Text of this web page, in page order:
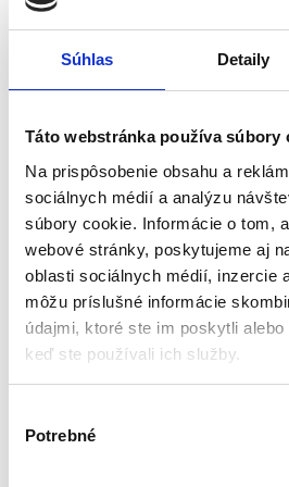
Súhlas Detaily
Táto webstránka používa súbory
Na prispôsobenie obsahu a
sociálnych médií a analýzu
súbory cookie. Informácie o tom,
webové stránky, poskytujeme aj
oblasti sociálnych médií, inzercie
môžu príslušné informácie
údajmi, ktoré ste im poskytli
keď ste používali ich služby.
Potrebné
Karimatky a nafukovacie
INTEX – 203 x 152cm |
64765
Súčasťou balenia: opravná
Quick, 2 nafukovacie vankúšiky
Je pokrytá príjemným velúrom
Vybavené bostonským ventilom
Rozmery: 203 cm x 152 cm x 25
cm
Ideálny pre dve osoby
42,00
51,45€
★★ ★★★
24,00
★